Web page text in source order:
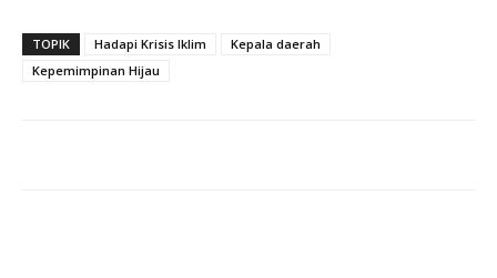
TOPIK Hadapi Krisis Iklim
Kepala daerah
Kepemimpinan Hijau